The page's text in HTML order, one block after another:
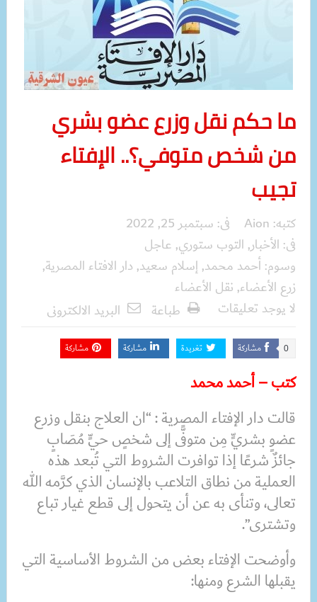
ما حكم نقل وزرع عضو بشري
من شخص متوفي؟.. الإفتاء
تجيب
كتبه: Aion فى: سبتمبر 25, 2022
فى: الأخبار, التوب ستوري, عاجل
وسوم:أحمد محمد, إسلام سعيد, دار الافتاء المصرية,
زرع الأعضاء, نقل الأعضاء
لا يوجد تعليقات
طباعة البريد الالكترونى
مشاركة 0 تغريدة مشاركة مشاركة
كتب – أحمد محمد
قالت دار الإفتاء المصرية : “ان العلاج بنقل وزرع
عضوٍ بشريٍّ مِن متوفًّى إلى شخصٍ حيٍّ مُصَابٍ
جائزٌ شرعًا إذا توافرت الشروط التي تُبعد هذه
العملية من نطاق التلاعب بالإنسان الذي كرَّمه الله
تعالى، وتنأى به عن أن يتحول إلى قطع غيار تباع
وتشترى”.
وأوضحت الإفتاء بعض من الشروط الأساسية التي
يقبلها الشرع ومنها: